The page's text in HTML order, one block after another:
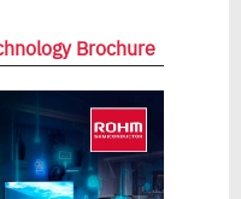
Brochure